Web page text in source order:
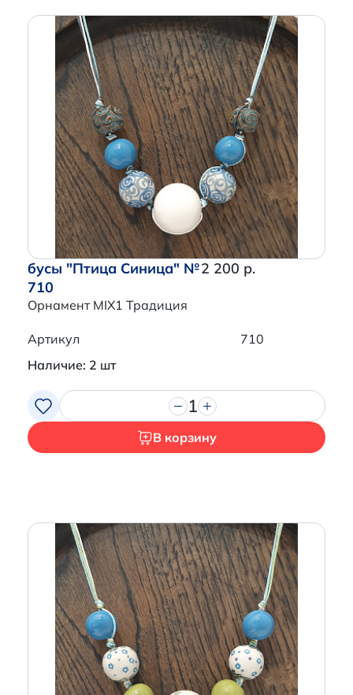
Итого:
Продолжить покупки
Перейти в корзину
бусы "Птица Синица" №
710
Орнамент MIX1 Традиция
2 200 р.
Артикул
710
Наличие: 2 шт
1
В корзину